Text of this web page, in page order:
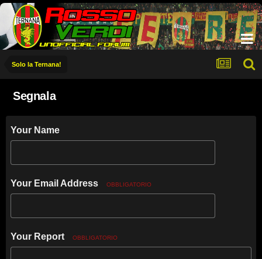
Solo la Ternana!
Segnala
Your Name
Your Email Address OBBLIGATORIO
Your Report OBBLIGATORIO